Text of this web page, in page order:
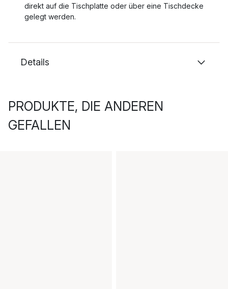
direkt auf die Tischplatte oder über eine Tischdecke
gelegt werden.
Details
PRODUKTE, DIE ANDEREN
GEFALLEN